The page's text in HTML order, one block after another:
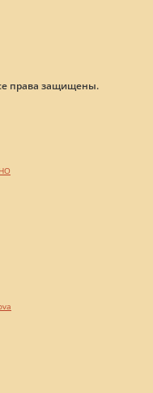
права защищены.